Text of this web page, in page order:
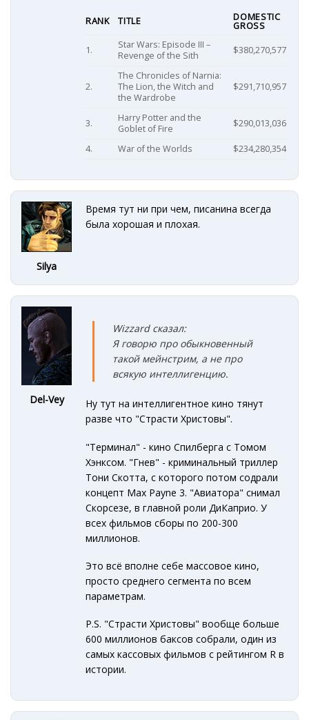
RANK TITLE DOMESTIC
GROSS
1.
Star Wars: Episode III –
Revenge of the Sith
$380,270,577
2.
The Chronicles of Narnia:
The Lion, the Witch and
the Wardrobe
$291,710,957
3.
Harry Potter and the
Goblet of Fire
$290,013,036
4. War of the Worlds $234,280,354
Silya
Время тут ни при чем, писанина всегда
была хорошая и плохая.
Del-Vey
Wizzard сказал:
Я говорю про обыкновенный
такой мейнстрим, а не про
всякую интеллигенцию.
Ну тут на интеллигентное кино тянут
разве что "Страсти Христовы".
"Терминал" - кино Спилберга с Томом
Хэнксом. "Гнев" - криминальный триллер
Тони Скотта, с которого потом содрали
концепт Max Payne 3. "Авиатора" снимал
Скорсезе, в главной роли ДиКаприо. У
всех фильмов сборы по 200-300
миллионов.
Это всё вполне себе массовое кино,
просто среднего сегмента по всем
параметрам.
P.S. "Страсти Христовы" вообще больше
600 миллионов баксов собрали, один из
самых кассовых фильмов с рейтингом R в
истории.